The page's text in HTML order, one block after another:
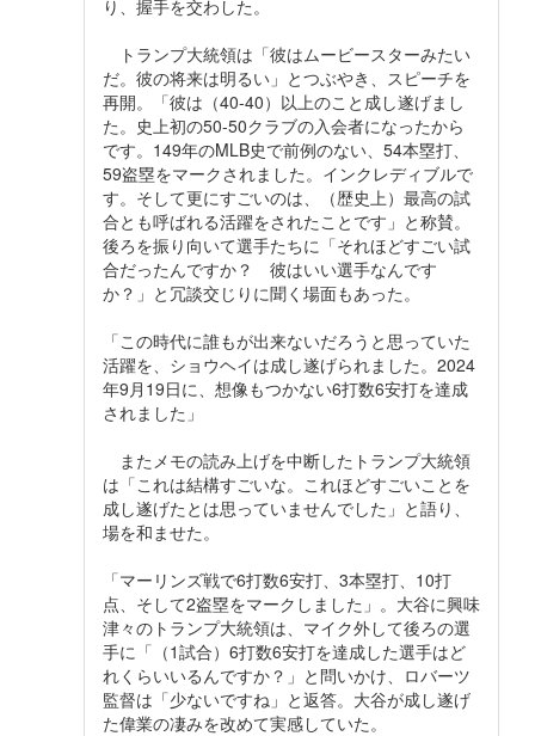
り、握手を交わした。
トランプ大統領は「彼はムービースターみたい
だ。彼の将来は明るい」とつぶやき、スピーチを
再開。「彼は（40-40）以上のこと成し遂げまし
た。史上初の50-50クラブの入会者になったから
です。149年のMLB史で前例のない、54本塁打、
59盗塁をマークされました。インクレディブルで
す。そして更にすごいのは、（歴史上）最高の試
合とも呼ばれる活躍をされたことです」と称賛。
後ろを振り向いて選手たちに「それほどすごい試
合だったんですか？ 彼はいい選手なんです
か？」と冗談交じりに聞く場面もあった。
「この時代に誰もが出来ないだろうと思っていた
活躍を、ショウヘイは成し遂げられました。2024
年9月19日に、想像もつかない6打数6安打を達成
されました」
またメモの読み上げを中断したトランプ大統領
は「これは結構すごいな。これほどすごいことを
成し遂げたとは思っていませんでした」と語り、
場を和ませた。
「マーリンズ戦で6打数6安打、3本塁打、10打
点、そして2盗塁をマークしました」。大谷に興味
津々のトランプ大統領は、マイク外して後ろの選
手に「（1試合）6打数6安打を達成した選手はど
れくらいいるんですか？」と問いかけ、ロバーツ
監督は「少ないですね」と返答。大谷が成し遂げ
た偉業の凄みを改めて実感していた。